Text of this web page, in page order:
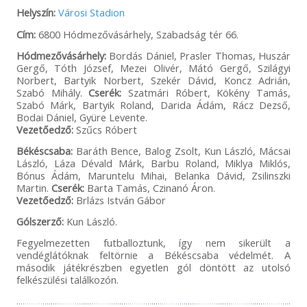
Helyszín: Városi Stadion
Cím:6800 Hódmezővásárhely, Szabadság tér 66.
Hódmezővásárhely:Bordás Dániel, Prasler Thomas, Huszár
Gergő, Tóth József, Mezei Olivér, Mátó Gergő, Szilágyi
Norbert, Bartyik Norbert, Szekér Dávid, Koncz Adrián,
Szabó Mihály.Cserék: Szatmári Róbert, Kökény Tamás,
Szabó Márk, Bartyik Roland, Darida Ádám, Rácz Dezső,
Bodai Dániel, Gyüre Levente.
Vezetőedző:Szűcs Róbert
Békéscsaba:Baráth Bence, Balog Zsolt, Kun László, Mácsai
László, Láza Dévald Márk, Barbu Roland, Miklya Miklós,
Bónus Ádám, Maruntelu Mihai, Belanka Dávid, Zsilinszki
Martin. Cserék:Barta Tamás, Czinanó Áron.
Vezetőedző:Brlázs István Gábor
Gólszerző:Kun László.
Fegyelmezetten futballoztunk, így nem sikerült a
vendéglátóknak feltörnie a Békéscsaba védelmét. A
második játékrészben egyetlen gól döntött az utolsó
felkészülési találkozón.